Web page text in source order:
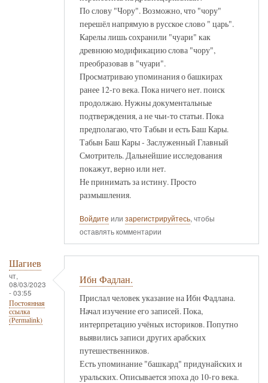
По слову "Чору". Возможно, что "чору"
перешёл напрямую в русское слово " царь".
Карелы лишь сохранили "чуари" как
древнюю модификацию слова "чору",
преобразовав в "чуари".
Просматриваю упоминания о башкирах
ранее 12-го века. Пока ничего нет. поиск
продолжаю. Нужны документальные
подтверждения, а не чьи-то статьи. Пока
предполагаю, что Табын и есть Баш Кары.
Табын Баш Кары - Заслуженный Главный
Смотритель. Дальнейшие исследования
покажут, верно или нет.
Не принимать за истину. Просто
размышления.
Войдите или зарегистрируйтесь, чтобы
оставлять комментарии
Шагиев
чт,
08/03/2023
- 03:55
Постоянная
ссылка
(Permalink)
Ибн Фадлан.
Прислал человек указание на Ибн Фадлана.
Начал изучение его записей. Пока,
интерпретацию учёных историков. Попутно
выявились записи других арабских
путешественников.
Есть упоминание "башкард" придунайских и
уральских. Описывается эпоха до 10-го века.